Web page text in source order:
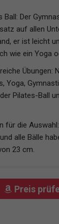
Ball: Der
auf allen
er ist leicht
wie ein Yoga
Übungen:
Yoga,
Pilates-Ball
für die
alle Bälle
23 cm.
Preis